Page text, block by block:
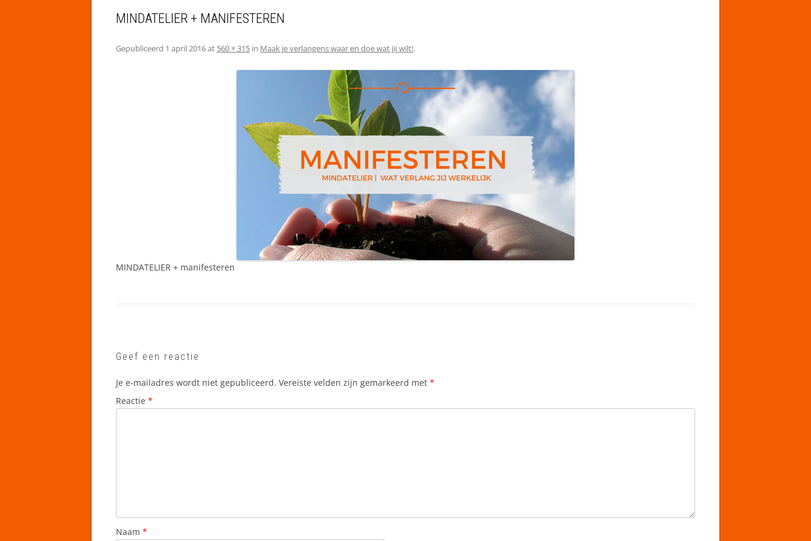
MINDATELIER + MANIFESTEREN
Gepubliceerd 1 april 2016at 560 × 315 in Maak je verlangens waar en doe wat jij wilt!.
MINDATELIER + manifesteren
Geef een reactie
Je e-mailadres wordt niet gepubliceerd. Vereiste velden zijn gemarkeerd met *
Reactie *
Naam *